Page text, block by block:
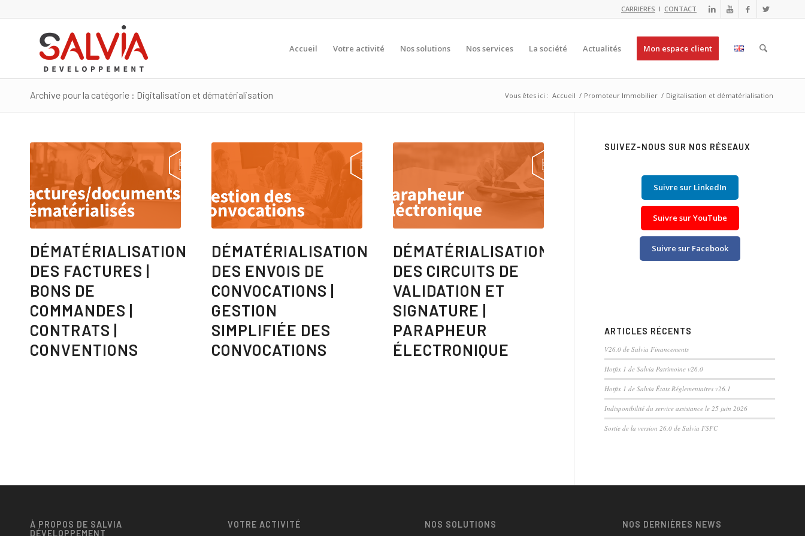
CARRIERES I CONTACT
Accueil Votre activité Nos solutions Nos services La société Actualités Mon espace client
Archive pour la catégorie : Digitalisation et dématérialisation Vous êtes ici : Accueil / Promoteur Immobilier / Digitalisation et dématérialisation
DÉMATÉRIALISATION
DES FACTURES |
BONS DE
COMMANDES |
CONTRATS |
CONVENTIONS
DÉMATÉRIALISATION
DES ENVOIS DE
CONVOCATIONS |
GESTION
SIMPLIFIÉE DES
CONVOCATIONS
DÉMATÉRIALISATION
DES CIRCUITS DE
VALIDATION ET
SIGNATURE |
PARAPHEUR
ÉLECTRONIQUE
SUIVEZ-NOUS SUR NOS RÉSEAUX
Suivre sur LinkedIn
Suivre sur YouTube
Suivre sur Facebook
ARTICLES RÉCENTS
V26.0 de Salvia Financements
Hotfix 1 de Salvia Patrimoine v26.0
Hotfix 1 de Salvia États Réglementaires v26.1
Indisponibilité du service assistance le 25 juin 2026
Sortie de la version 26.0 de Salvia FSFC
À PROPOS DE SALVIA
DÉVELOPPEMENT
VOTRE ACTIVITÉ NOS SOLUTIONS NOS DERNIÈRES NEWS